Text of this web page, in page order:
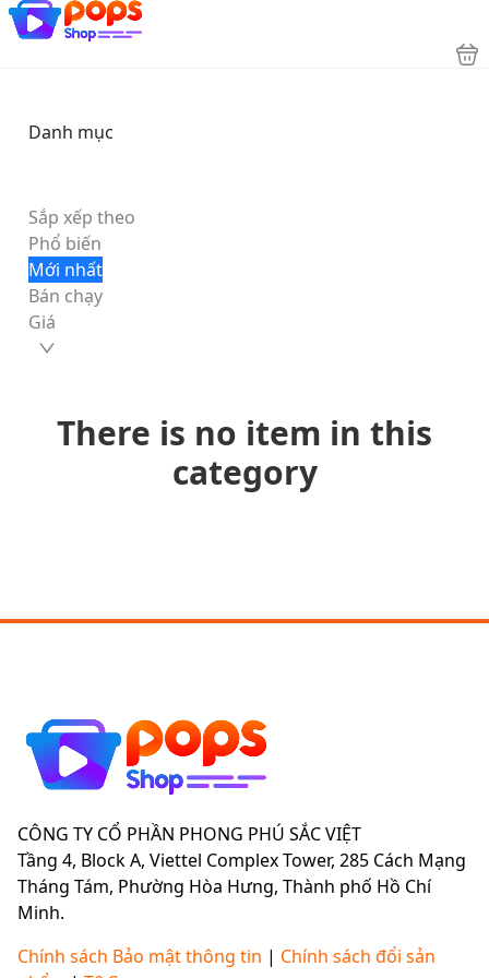
Danh mục
Sắp xếp theo
Phổ biến
Mới nhất
Bán chạy
Giá
There is no item in this
category
CÔNG TY CỔ PHẦN PHONG PHÚ SẮC VIỆT
Tầng 4, Block A, Viettel Complex Tower, 285 Cách Mạng
Tháng Tám, Phường Hòa Hưng, Thành phố Hồ Chí
Minh.
Chính sách Bảo mật thông tin | Chính sách đổi sản